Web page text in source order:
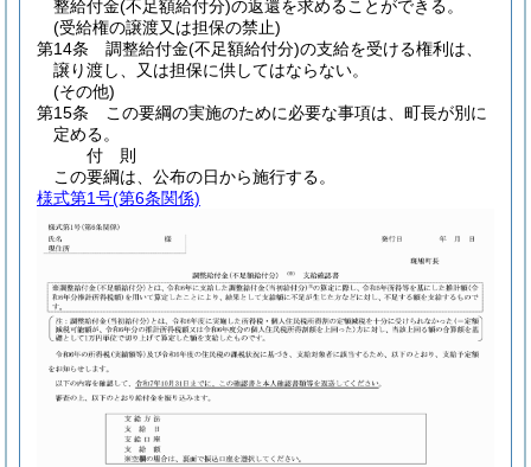
整給付金(不足額給付分)の返還を求めることができる。
(受給権の譲渡又は担保の禁止)
第14条
調整給付金(不足額給付分)の支給を受ける権利は、
譲り渡し、又は担保に供してはならない。
(その他)
第15条
この要綱の実施のために必要な事項は、町長が別に
定める。
付 則
この要綱は、公布の日から施行する。
様式第1号(第6条関係)